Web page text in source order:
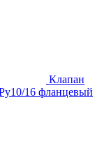
Клапан
16 фланцевый